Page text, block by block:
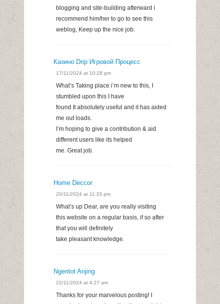
blogging and site-building afterward i
recommend him/her to go to see this
weblog, Keep up the nice job.
Казино Drip Игровой Процесс
17/11/2024 at 10:28 pm
What’s Taking place i’m new to this, I
stumbled upon this I have
found It absolutely useful and it has aided
me out loads.
I’m hoping to give a contribution & aid
different users like its helped
me. Great job.
Home Deccor
20/11/2024 at 11:33 pm
What’s up Dear, are you really visiting
this website on a regular basis, if so after
that you will definitely
take pleasant knowledge.
Ngentot Anjing
22/11/2024 at 4:27 am
Thanks for your marvelous posting! I